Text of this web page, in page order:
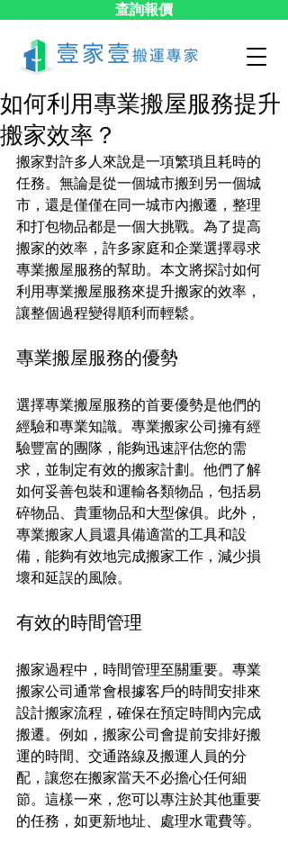
查詢報價
如何利用專業搬屋服務提升
搬家效率？
搬家對許多人來說是一項繁瑣且耗時的
任務。無論是從一個城市搬到另一個城
市，還是僅僅在同一城市內搬遷，整理
和打包物品都是一個大挑戰。為了提高
搬家的效率，許多家庭和企業選擇尋求
專業搬屋服務的幫助。本文將探討如何
利用專業搬屋服務來提升搬家的效率，
讓整個過程變得順利而輕鬆。
專業搬屋服務的優勢
選擇專業搬屋服務的首要優勢是他們的
經驗和專業知識。專業搬家公司擁有經
驗豐富的團隊，能夠迅速評估您的需
求，並制定有效的搬家計劃。他們了解
如何妥善包裝和運輸各類物品，包括易
碎物品、貴重物品和大型傢俱。此外，
專業搬家人員還具備適當的工具和設
備，能夠有效地完成搬家工作，減少損
壞和延誤的風險。
有效的時間管理
搬家過程中，時間管理至關重要。專業
搬家公司通常會根據客戶的時間安排來
設計搬家流程，確保在預定時間內完成
搬遷。例如，搬家公司會提前安排好搬
運的時間、交通路線及搬運人員的分
配，讓您在搬家當天不必擔心任何細
節。這樣一來，您可以專注於其他重要
的任務，如更新地址、處理水電費等。